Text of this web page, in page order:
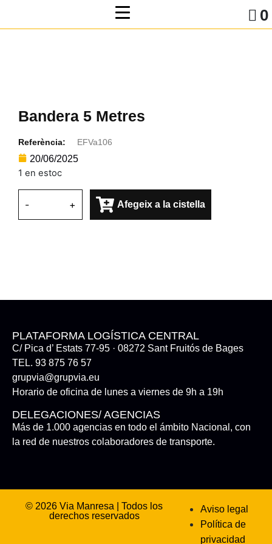
0
Bandera 5 Metres
Referència: EFVa106
20/06/2025
1 en estoc
- + Afegeix a la cistella
PLATAFORMA LOGÍSTICA CENTRAL
C/ Pica d’ Estats 77-95 · 08272 Sant Fruitós de Bages
TEL. 93 875 76 57
grupvia@grupvia.eu
Horario de oficina de lunes a viernes de 9h a 19h
DELEGACIONES/ AGENCIAS
Más de 1.000 agencias en todo el ámbito Nacional, con
la red de nuestros colaboradores de transporte.
© 2026 Via Manresa | Todos los
derechos reservados
Aviso legal
Política de
privacidad